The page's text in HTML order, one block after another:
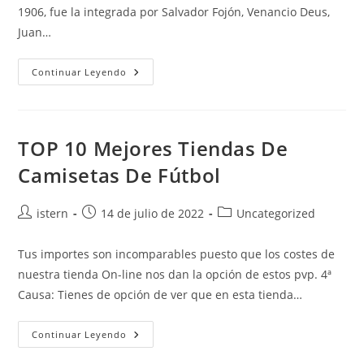
1906, fue la integrada por Salvador Fojón, Venancio Deus,
Juan…
Continuar Leyendo Camiseta
Otamendi
TOP 10 Mejores Tiendas De
Camisetas De Fútbol
Autor
la
entrada:
istern
Publicación
entrada:
14 de julio de 2022
Categoría
entrada:
Uncategorized
Tus importes son incomparables puesto que los costes de
nuestra tienda On-line nos dan la opción de estos pvp. 4ª
Causa: Tienes de opción de ver que en esta tienda…
Continuar Leyendo TOP
10